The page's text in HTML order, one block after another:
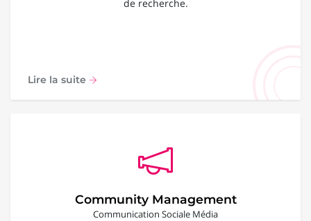
de recherche.
Lire la suite
Community Management
Communication Sociale Média